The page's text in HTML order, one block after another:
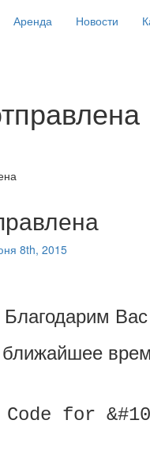
Аренда Новости
8th, 2015
Благодарим
for